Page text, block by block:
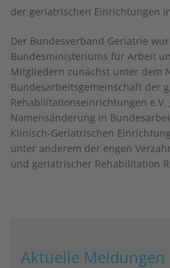
der geriatrischen Einrichtungen
Der Bundesverband Geriatrie
Bundesministeriums für Arbeit
Mitgliedern zunächst unter dem
Bundesarbeitsgemeinschaft der
Rehabilitationseinrichtungen
Namensänderung in
Klinisch-Geriatrischen
unter anderem der engen
und geriatrischer Rehabilitation
Aktuelle Meldungen